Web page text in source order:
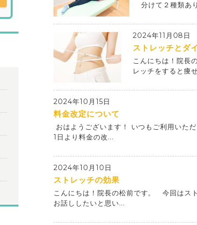
分けて２種類あ
2024年11月08日
ストレッチとダ
こんにちは！院長
レッチをすると痩
2024年10月15日
料金改定について
おはようございます！ いつもご利用いた
1日より料金の改...
2024年10月10日
ストレッチの効果
こんにちは！院長の松前です。 今回はス
お話ししたいと思い...